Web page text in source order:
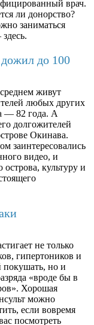
врач.
ли донорство?
заниматься
до 100
живут
любых других
— 82 года. А
долгожителей
Окинава.
заинтересовались
видео, и
культуру и
не только
гипертоников и
покушать, но и
«вроде бы в
Хорошая
можно
если вовремя
посмотреть